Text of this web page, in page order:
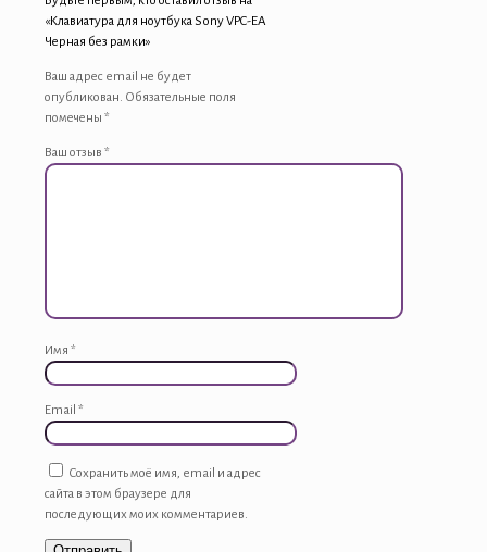
«Клавиатура для ноутбука Sony VPC-EA
Черная без рамки»
Ваш адрес email не будет
опубликован. Обязательные поля
помечены *
Ваш отзыв *
Имя *
Email *
Сохранить моё имя, email и адрес
сайта в этом браузере для
последующих моих комментариев.